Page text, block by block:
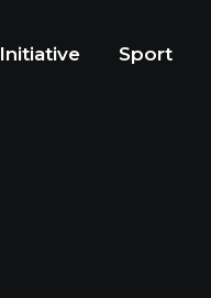
Initiative Sport